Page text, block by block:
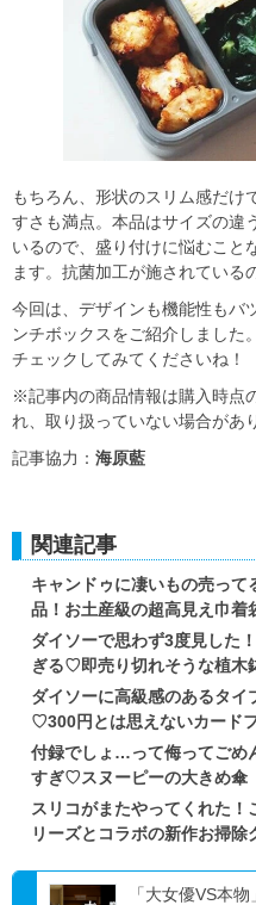
もちろん、形状のスリム感だけ
すさも満点。本品はサイズの違
いるので、盛り付けに悩むこと
ます。抗菌加工が施されている
今回は、デザインも機能性もバ
ンチボックスをご紹介しました
チェックしてみてくださいね！
※記事内の商品情報は購入時点
れ、取り扱っていない場合があ
記事協力： 海原藍
関連記事
キャンドゥに凄いもの売っ
品！お土産級の超高見え巾着
ダイソーで思わず3度見した
ぎる♡即売り切れそうな植木
ダイソーに高級感のあるタ
♡300円とは思えないカード
付録でしょ…って侮ってごめ
すぎ♡スヌーピーの大きめ傘
スリコがまたやってくれた
リーズとコラボの新作お掃除
「大女優VS本